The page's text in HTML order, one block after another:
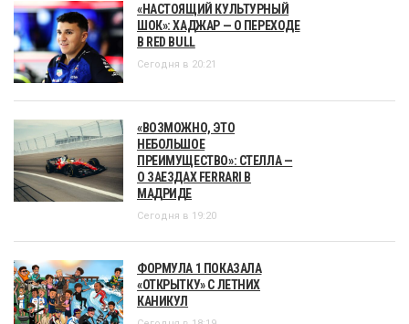
«НАСТОЯЩИЙ КУЛЬТУРНЫЙ
ШОК»: ХАДЖАР — О ПЕРЕХОДЕ
В RED BULL
Сегодня в 20:21
«ВОЗМОЖНО, ЭТО
НЕБОЛЬШОЕ
ПРЕИМУЩЕСТВО»: СТЕЛЛА —
О ЗАЕЗДАХ FERRARI В
МАДРИДЕ
Сегодня в 19:20
ФОРМУЛА 1 ПОКАЗАЛА
«ОТКРЫТКУ» С ЛЕТНИХ
КАНИКУЛ